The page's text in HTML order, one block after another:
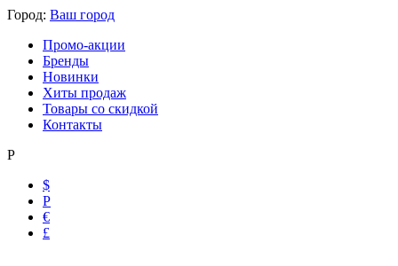
Город: Ваш город
Промо-акции
Бренды
Новинки
Хиты продаж
Товары со скидкой
Контакты
Р
$
Р
€
£